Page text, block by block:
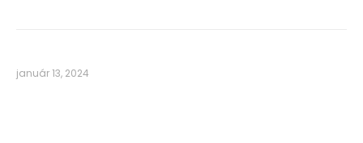
január 13, 2024